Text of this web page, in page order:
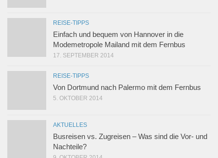
REISE-TIPPS
Einfach und bequem von Hannover in die
Modemetropole Mailand mit dem Fernbus
17. SEPTEMBER 2014
REISE-TIPPS
Von Dortmund nach Palermo mit dem Fernbus
5. OKTOBER 2014
AKTUELLES
Busreisen vs. Zugreisen – Was sind die Vor- und
Nachteile?